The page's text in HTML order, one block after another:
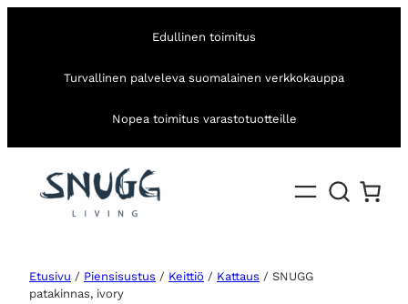
Edullinen toimitus
Turvallinen palveleva suomalainen verkkokauppa
Nopea toimitus varastotuotteille
Etusivu / Piensisustus / Keittiö / Kattaus / SNUGG
patakinnas, ivory